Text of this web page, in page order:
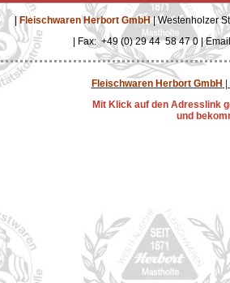
Fleischwaren Herbort GmbH| Westenholzer
| Fax: +49 (0) 29 44 58 47 0 |
Fleischwaren Herbort GmbH
Mit Klick auf den Adresslink
und